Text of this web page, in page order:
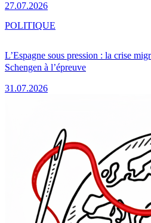
27.07.2026
L’Espagne sous pression : la crise
Schengen à l’épreuve
31.07.2026
POLITIQUE